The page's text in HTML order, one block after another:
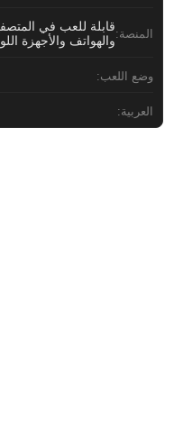
المنصة:قابلة للعب في
والهواتف والأجهزة
وضع اللعب:
العربية: